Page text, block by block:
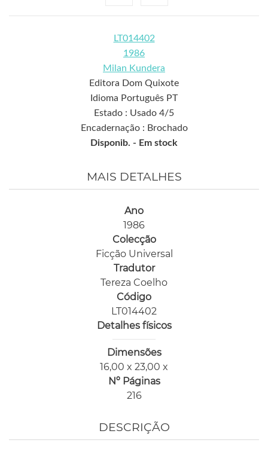
LT014402
1986
Milan Kundera
Editora Dom Quixote
Idioma Português PT
Estado : Usado 4/5
Encadernação : Brochado
Disponib. - Em stock
MAIS DETALHES
Ano
1986
Colecção
Ficção Universal
Tradutor
Tereza Coelho
Código
LT014402
Detalhes físicos
Dimensões
16,00 x 23,00 x
Nº Páginas
216
DESCRIÇÃO